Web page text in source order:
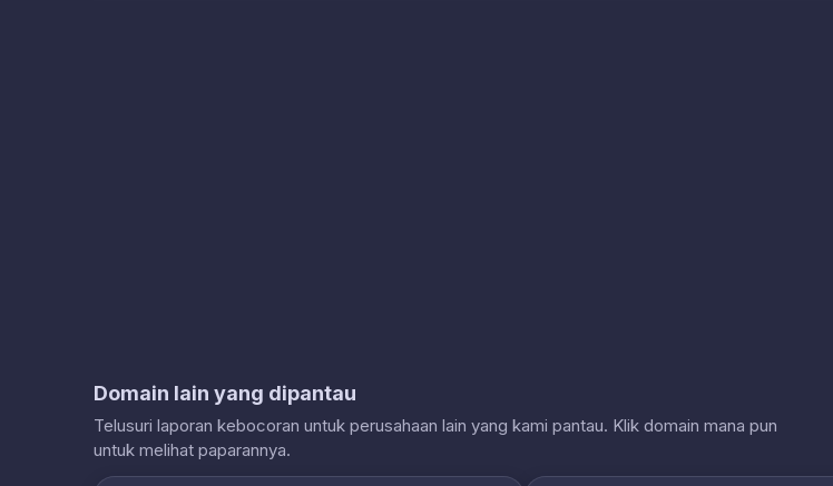
Domain lain yang dipantau
Telusuri laporan kebocoran untuk perusahaan lain yang kami pantau. Klik domain mana pun
untuk melihat paparannya.